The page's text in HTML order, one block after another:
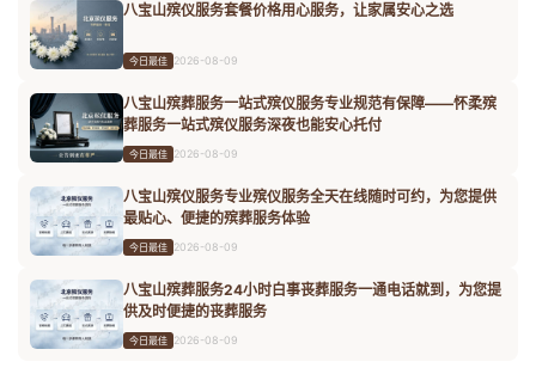
八宝山殡仪服务套餐价格用心服务，让家属安心之选
今日最佳 2026-08-09
八宝山殡葬服务一站式殡仪服务专业规范有保障——怀柔殡
葬服务一站式殡仪服务深夜也能安心托付
今日最佳 2026-08-09
八宝山殡仪服务专业殡仪服务全天在线随时可约，为您提供
最贴心、便捷的殡葬服务体验
今日最佳 2026-08-09
八宝山殡葬服务24小时白事丧葬服务一通电话就到，为您提
供及时便捷的丧葬服务
今日最佳 2026-08-09